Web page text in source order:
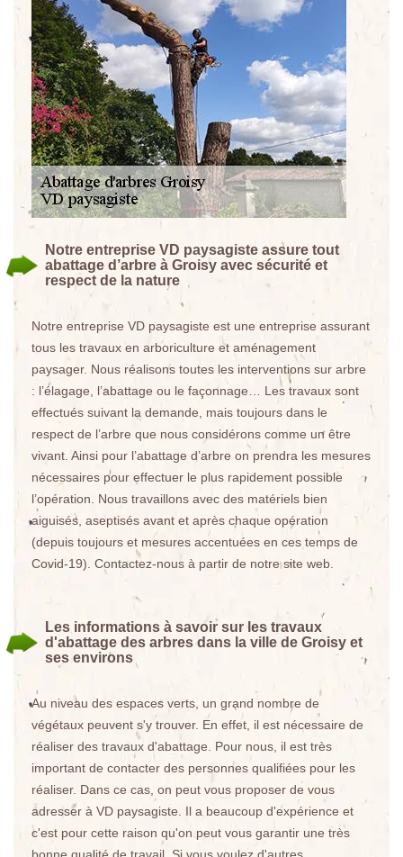
Notre entreprise VD paysagiste assure tout
abattage d’arbre à Groisy avec sécurité et
respect de la nature
Notre entreprise VD paysagiste est une entreprise assurant
tous les travaux en arboriculture et aménagement
paysager. Nous réalisons toutes les interventions sur arbre
: l’élagage, l’abattage ou le façonnage… Les travaux sont
effectués suivant la demande, mais toujours dans le
respect de l’arbre que nous considérons comme un être
vivant. Ainsi pour l’abattage d’arbre on prendra les mesures
nécessaires pour effectuer le plus rapidement possible
l’opération. Nous travaillons avec des matériels bien
aiguisés, aseptisés avant et après chaque opération
(depuis toujours et mesures accentuées en ces temps de
Covid-19). Contactez-nous à partir de notre site web.
Les informations à savoir sur les travaux
d'abattage des arbres dans la ville de Groisy et
ses environs
Au niveau des espaces verts, un grand nombre de
végétaux peuvent s'y trouver. En effet, il est nécessaire de
réaliser des travaux d'abattage. Pour nous, il est très
important de contacter des personnes qualifiées pour les
réaliser. Dans ce cas, on peut vous proposer de vous
adresser à VD paysagiste. Il a beaucoup d'expérience et
c'est pour cette raison qu'on peut vous garantir une très